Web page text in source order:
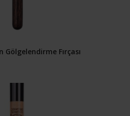
Gölgelendirme Fırçası